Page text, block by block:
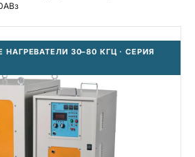
30–80 КГЦ · СЕРИЯ